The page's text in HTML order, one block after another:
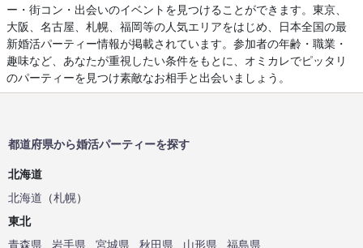
ー・街コン・出会いのイベントを見つけることができます。東京、
大阪、名古屋、札幌、福岡等の人気エリアをはじめ、日本全国の最
新婚活パーティー情報が掲載されています。参加者の年齢・職業・
趣味など、あなたが重視したい条件をもとに、オミカレでピッタリ
のパーティーを見つけ素敵なお相手と出会いましょう。
都道府県から婚活パーティーを探す
北海道
北海道 （札幌）
東北
青森県
岩手県 宮城県 秋田県 山形県
福島県